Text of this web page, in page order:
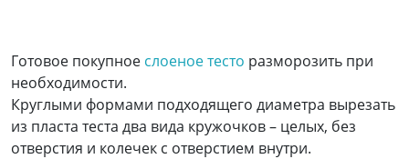
Готовое покупное слоеное тесто разморозить при
необходимости.
Круглыми формами подходящего диаметра вырезать
из пласта теста два вида кружочков – целых, без
отверстия и колечек с отверстием внутри.